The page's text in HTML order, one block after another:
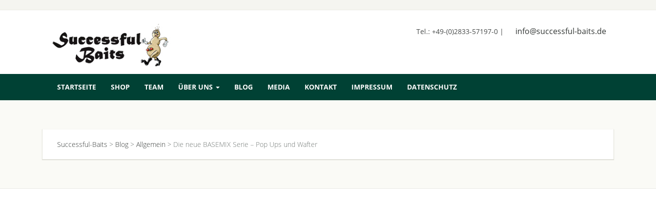
Tel.: +49-(0)2833-57197-0 | info@successful-baits.de
STARTSEITE SHOP TEAM ÜBER UNS BLOG MEDIA KONTAKT IMPRESSUM DATENSCHUTZ
Successful-Baits > Blog > Allgemein > Die neue BASEMIX Serie – Pop Ups und Wafter